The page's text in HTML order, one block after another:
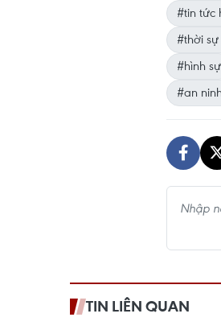
#tin tức
#thời
#hình sự
#an
TIN LIÊN QUAN